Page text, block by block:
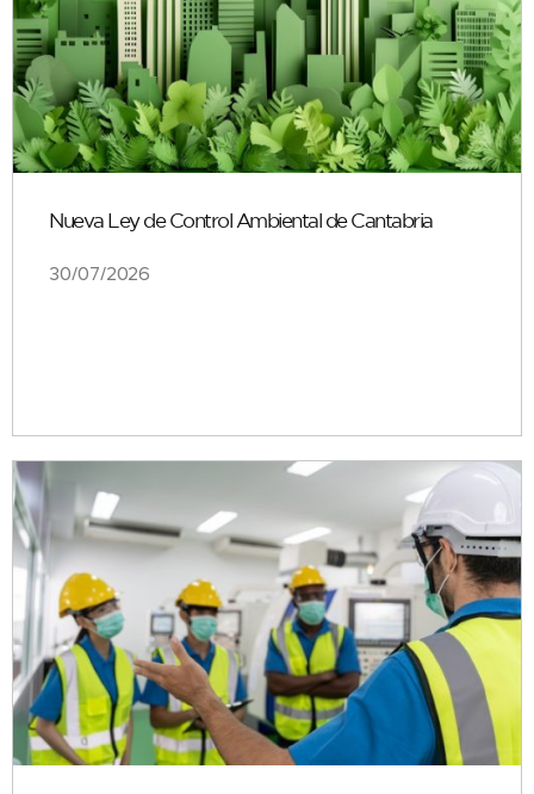
Nueva Ley de Control Ambiental de Cantabria
30/07/2026